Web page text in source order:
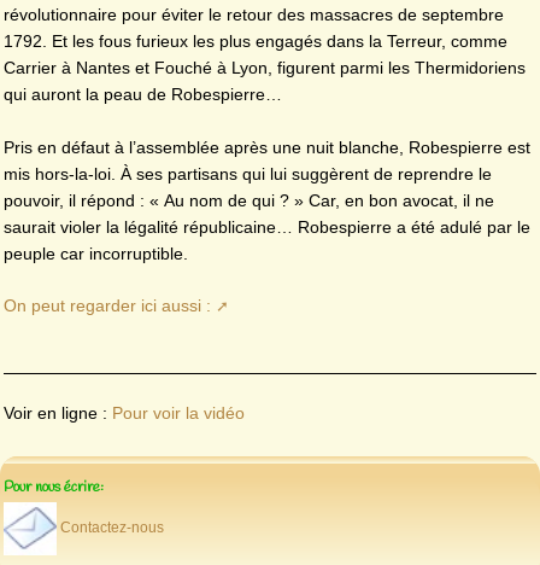
révolutionnaire pour éviter le retour des massacres de septembre
1792. Et les fous furieux les plus engagés dans la Terreur, comme
Carrier à Nantes et Fouché à Lyon, figurent parmi les Thermidoriens
qui auront la peau de Robespierre…
Pris en défaut à l’assemblée après une nuit blanche, Robespierre est
mis hors-la-loi. À ses partisans qui lui suggèrent de reprendre le
pouvoir, il répond : « Au nom de qui ? » Car, en bon avocat, il ne
saurait violer la légalité républicaine… Robespierre a été adulé par le
peuple car incorruptible.
On peut regarder ici aussi :
Voir en ligne : Pour voir la vidéo
Pour nous écrire:
Contactez-nous